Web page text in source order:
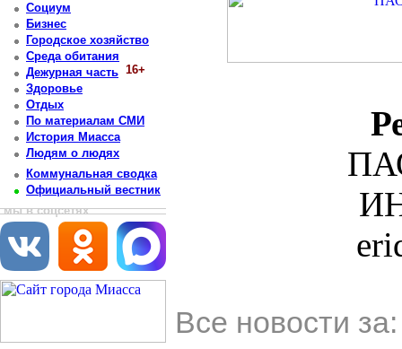
Социум
Бизнес
Городское хозяйство
Среда обитания
Дежурная часть 16+
Здоровье
Отдых
По материалам СМИ
История Миасса
Людям о людях
Коммунальная сводка
Официальный вестник
мы в соцсетях
Все новости